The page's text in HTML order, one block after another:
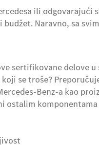
ili
Naravno, sa
sertifikovane delove u
se troše?
Benz-a kao
ostalim komponentama